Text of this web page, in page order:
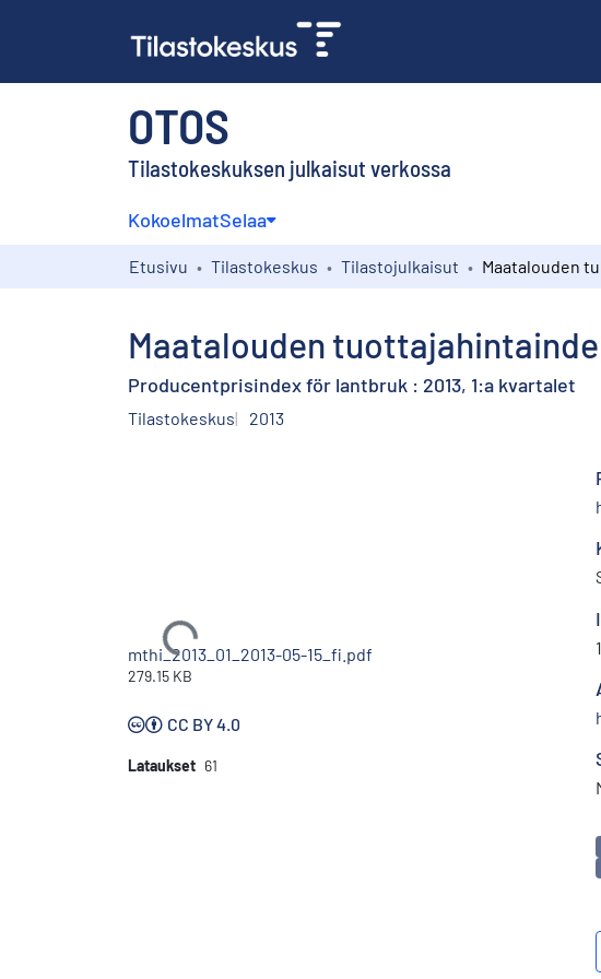
OTOS
Tilastokeskuksen julkaisut verkossa
KokoelmatSelaa
Etusivu Tilastokeskus Tilastojulkaisut
Maatalouden
Producentprisindex för lantbruk : 2013, 1:a kvartalet
Tilastokeskus 2013
Ladataan...
mthi_2013_01_2013-05-15_fi.pdf
279.15 KB
CC BY 4.0
Lataukset 61